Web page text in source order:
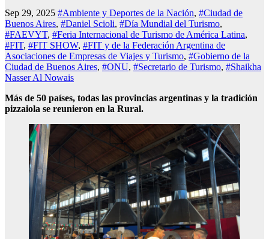
Sep 29, 2025 #Ambiente y Deportes de la Nación, #Ciudad de
Buenos Aires, #Daniel Scioli, #Día Mundial del Turismo,
#FAEVYT, #Feria Internacional de Turismo de América Latina,
#FIT, #FIT SHOW, #FIT y de la Federación Argentina de
Asociaciones de Empresas de Viajes y Turismo, #Gobierno de la
Ciudad de Buenos Aires, #ONU, #Secretario de Turismo, #Shaikha
Nasser Al Nowais
Más de 50 países, todas las provincias argentinas y la tradición
pizzaiola se reunieron en la Rural.